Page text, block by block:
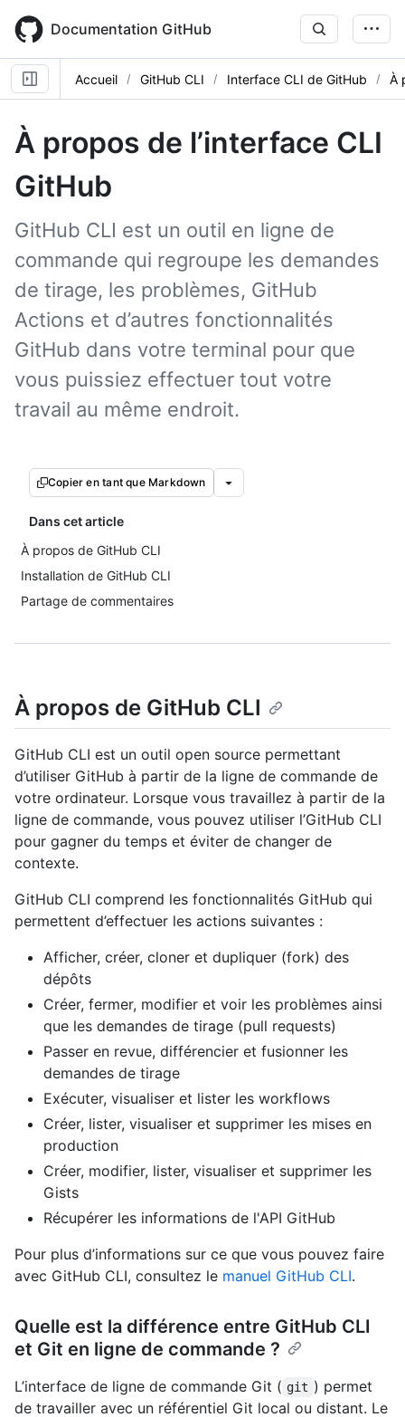
main
content
Documentation GitHub
Accueil GitHub CLI Interface CLI de GitHub À
À propos de l’interface CLI
GitHub
GitHub CLI est un outil en ligne de
commande qui regroupe les demandes
de tirage, les problèmes, GitHub
Actions et d’autres fonctionnalités
GitHub dans votre terminal pour que
vous puissiez effectuer tout votre
travail au même endroit.
Copier en tant que Markdown
Dans cet article
À propos de GitHub CLI
Installation de GitHub CLI
Partage de commentaires
À propos de GitHub CLI
GitHub CLI est un outil open source permettant
d’utiliser GitHub à partir de la ligne de commande de
votre ordinateur. Lorsque vous travaillez à partir de la
ligne de commande, vous pouvez utiliser l’GitHub CLI
pour gagner du temps et éviter de changer de
contexte.
GitHub CLI comprend les fonctionnalités GitHub qui
permettent d’effectuer les actions suivantes :
Afficher, créer, cloner et dupliquer (fork) des
dépôts
Créer, fermer, modifier et voir les problèmes ainsi
que les demandes de tirage (pull requests)
Passer en revue, différencier et fusionner les
demandes de tirage
Exécuter, visualiser et lister les workflows
Créer, lister, visualiser et supprimer les mises en
production
Créer, modifier, lister, visualiser et supprimer les
Gists
Récupérer les informations de l'API GitHub
Pour plus d’informations sur ce que vous pouvez faire
avec GitHub CLI, consultez le manuel GitHub CLI.
Quelle est la différence entre GitHub CLI
et Git en ligne de commande ?
L’interface de ligne de commande Git ( git ) permet
de travailler avec un référentiel Git local ou distant. Le